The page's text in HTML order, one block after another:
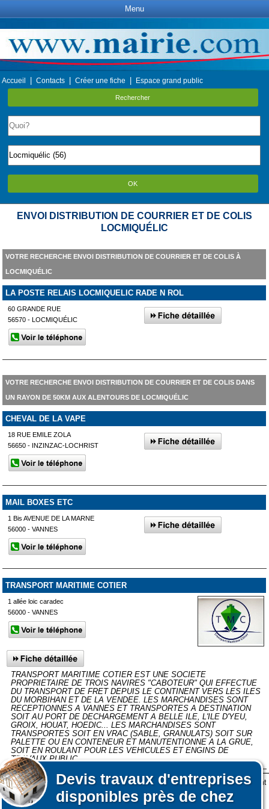
Menu
Accueil Contacts Créer une fiche Espace grand public
Rechercher
OK
ENVOI DISTRIBUTION DE COURRIER ET DE COLIS
LOCMIQUÉLIC
Devis travaux d'entreprises
disponibles près de chez
VOTRE RECHERCHE ENVOI DISTRIBUTION DE COURRIER ET DE COLIS À
LOCMIQUÉLIC
LA POSTE RELAIS LOCMIQUELIC RADE N ROL
60 GRANDE RUE
56570 - LOCMIQUÉLIC
VOTRE RECHERCHE ENVOI DISTRIBUTION DE COURRIER ET DE COLIS DANS
UN RAYON DE 50KM AUX ALENTOURS DE LOCMIQUÉLIC
CHEVAL DE LA VAPE
18 RUE EMILE ZOLA
56650 - INZINZAC-LOCHRIST
MAIL BOXES ETC
1 Bis AVENUE DE LA MARNE
56000 - VANNES
TRANSPORT MARITIME COTIER
1 allée loic caradec
56000 - VANNES
TRANSPORT MARITIME COTIER EST UNE SOCIETE
PROPRIETAIRE DE TROIS NAVIRES "CABOTEUR" QUI EFFECTUE
DU TRANSPORT DE FRET DEPUIS LE CONTINENT VERS LES ILES
DU MORBIHAN ET DE LA VENDEE. LES MARCHANDISES SONT
RECEPTIONNES A VANNES ET TRANSPORTES A DESTINATION
SOIT AU PORT DE DECHARGEMENT A BELLE ILE, L'ILE D'YEU,
GROIX, HOUAT, HOEDIC... LES MARCHANDISES SONT
TRANSPORTES SOIT EN VRAC (SABLE, GRANULATS) SOIT SUR
PALETTE OU EN CONTENEUR ET MANUTENTIONNE A LA GRUE,
SOIT EN ROULANT POUR LES VEHICULES ET ENGINS DE
TRAVAUX PUBLIC.
Afficher plus de prestataires dans un rayon de 50km autour de
Locmiquélic
Lors de votre visite sur notre site des fichiers informatiques nommés cookies sont
déposés sur votre terminal. Ces cookies sont utilisés pour la navigation, le
fonctionnement du site et les mesures d'audience pour l'éditeur.